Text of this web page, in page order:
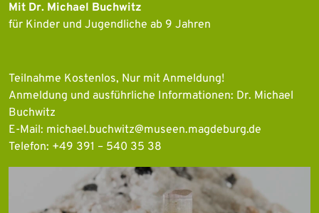
Mit Dr. Michael Buchwitz
für Kinder und Jugendliche ab 9 Jahren
Teilnahme Kostenlos, Nur mit Anmeldung!
Anmeldung und ausführliche Informationen: Dr. Michael
Buchwitz
E-Mail: michael.buchwitz@museen.magdeburg.de
Telefon: +49 391 – 540 35 38